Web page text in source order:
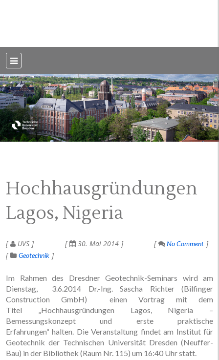
Dresden
Hochhausgründungen
Lagos, Nigeria
UVS 30. Mai 2014
No Comment
Geotechnik
Im Rahmen des Dresdner Geotechnik-Seminars wird am
Dienstag, 3.6.2014 Dr.-Ing. Sascha Richter (Bilfinger
Construction GmbH) einen Vortrag mit dem
Titel „Hochhausgründungen Lagos, Nigeria –
Bemessungskonzept und erste praktische
Erfahrungen“ halten. Die Veranstaltung findet am Institut für
Geotechnik der Technischen Universität Dresden (Neuffer-
Bau) in der Bibliothek (Raum Nr. 115) um 16:40 Uhr statt.